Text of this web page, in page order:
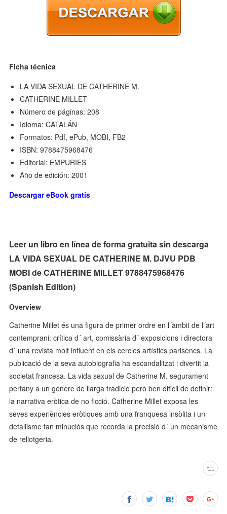
Ficha técnica
LA VIDA SEXUAL DE CATHERINE M.
CATHERINE MILLET
Número de páginas: 208
Idioma: CATALÁN
Formatos: Pdf, ePub, MOBI, FB2
ISBN: 9788475968476
Editorial: EMPURIES
Año de edición: 2001
Descargar eBook gratis
Leer un libro en línea de forma gratuita sin descarga
LA VIDA SEXUAL DE CATHERINE M. DJVU PDB
MOBI de CATHERINE MILLET 9788475968476
(Spanish Edition)
Overview
Catherine Millet és una figura de primer ordre en l´àmbit de l´art
contemprani: crítica d´ art, comissària d´ exposicions i directora
d´ una revista molt influent en els cercles artístics parisencs. La
publicació de la seva autobiografia ha escandalitzat i divertit la
societat francesa. La vida sexual de Catherine M. segurament
pertany a un génere de llarga tradició però ben dificil de definir:
la narrativa eròtica de no ficció. Catherine Millet exposa les
seves experiències eròtiques amb una franquesa insòlita i un
detallisme tan minuciós que recorda la precisió d´ un mecanisme
de rellotgeria.